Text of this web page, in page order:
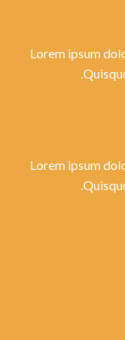
Lorem ipsum
Lorem ipsum